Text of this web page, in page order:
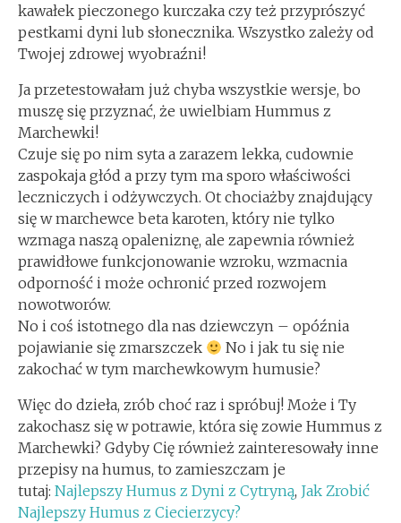
kawałek pieczonego kurczaka czy też przyprószyć
pestkami dyni lub słonecznika. Wszystko zależy od
Twojej zdrowej wyobraźni!
Ja przetestowałam już chyba wszystkie wersje, bo
muszę się przyznać, że uwielbiam Hummus z
Marchewki!
Czuje się po nim syta a zarazem lekka, cudownie
zaspokaja głód a przy tym ma sporo właściwości
leczniczych i odżywczych. Ot chociażby znajdujący
się w marchewce beta karoten, który nie tylko
wzmaga naszą opaleniznę, ale zapewnia również
prawidłowe funkcjonowanie wzroku, wzmacnia
odporność i może ochronić przed rozwojem
nowotworów.
No i coś istotnego dla nas dziewczyn – opóźnia
pojawianie się zmarszczek
No i jak tu się nie
zakochać w tym marchewkowym humusie?
Więc do dzieła, zrób choć raz i spróbuj! Może i Ty
zakochasz się w potrawie, która się zowie Hummus z
Marchewki? Gdyby Cię również zainteresowały inne
przepisy na humus, to zamieszczam je
tutaj: Najlepszy Humus z Dyni z Cytryną, Jak Zrobić
Najlepszy Humus z Ciecierzycy?